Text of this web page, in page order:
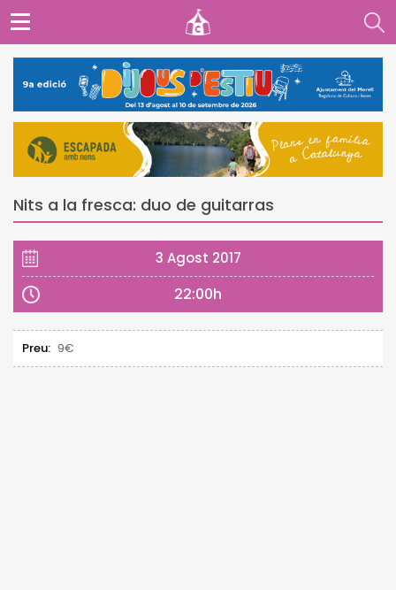
Nits a la fresca: duo de guitarras
3 Agost 2017
22:00h
Preu: 9€